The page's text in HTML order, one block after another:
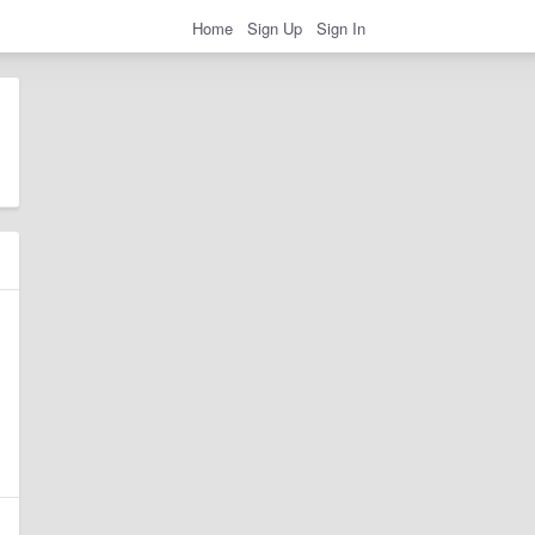
Home Sign Up Sign In